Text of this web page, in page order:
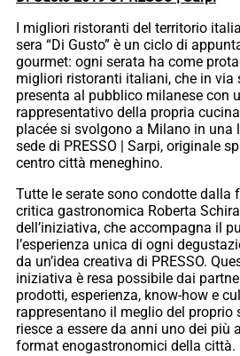
I migliori ristoranti del territorio
sera “Di Gusto” è un ciclo di
gourmet: ogni serata ha come
migliori ristoranti italiani, che in via
presenta al pubblico milanese con
rappresentativo della propria
placée si svolgono a Milano in una
sede di PRESSO | Sarpi, originale
centro città meneghino.
Tutte le serate sono condotte dalla
critica gastronomica Roberta
dell’iniziativa, che accompagna il
l’esperienza unica di ogni
da un’idea creativa di PRESSO.
iniziativa è resa possibile dai
prodotti, esperienza, know-how e
rappresentano il meglio del proprio
riesce a essere da anni uno dei più
format enogastronomici della città.